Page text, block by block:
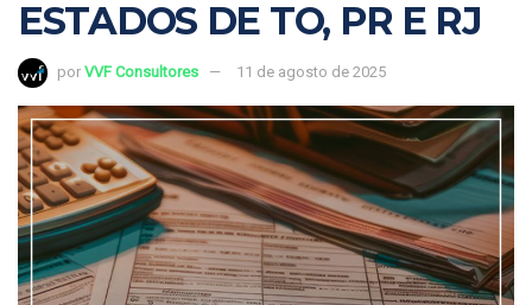
ESTADOS DE TO, PR E RJ
por VVF Consultores 11 de agosto de 2025